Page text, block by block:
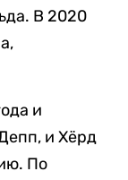
В 2020
и
и Хёрд
По